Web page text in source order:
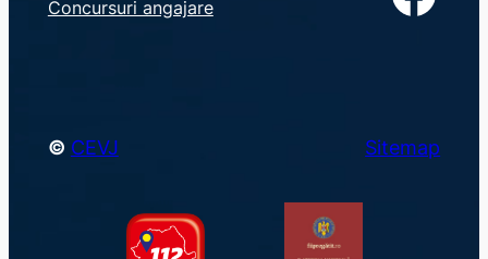
c
Concursuri angajare
© CEVJ Sitemap